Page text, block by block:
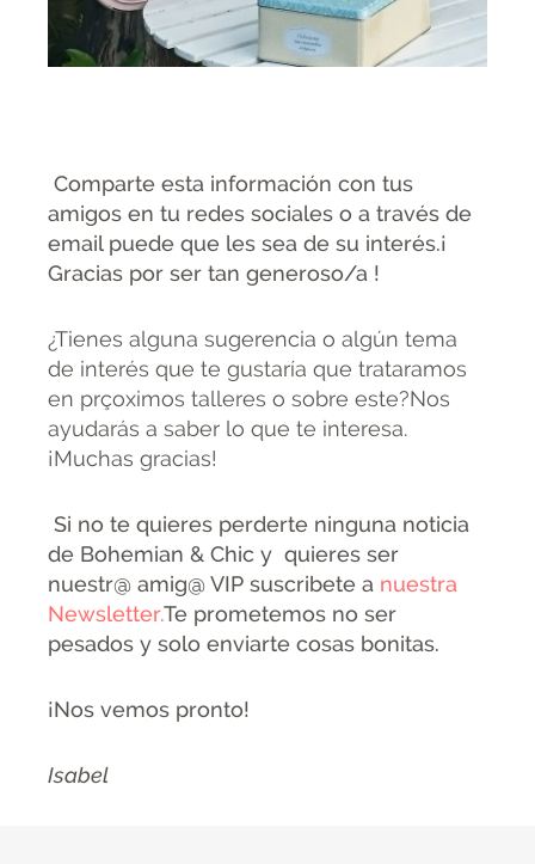
Comparte esta información con tus
amigos en tu redes sociales o a través de
email puede que les sea de su interés.¡
Gracias por ser tan generoso/a !
¿Tienes alguna sugerencia o algún tema
de interés que te gustaría que trataramos
en prçoximos talleres o sobre este?Nos
ayudarás a saber lo que te interesa.
¡Muchas gracias!
Si no te quieres perderte ninguna noticia
de Bohemian & Chic y quieres ser
nuestr@ amig@ VIP suscribete a nuestra
Newsletter.Te prometemos no ser
pesados y solo enviarte cosas bonitas.
¡Nos vemos pronto!
Isabel